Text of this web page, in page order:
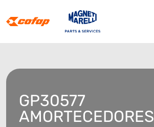
GP30577
AMORTECEDORES